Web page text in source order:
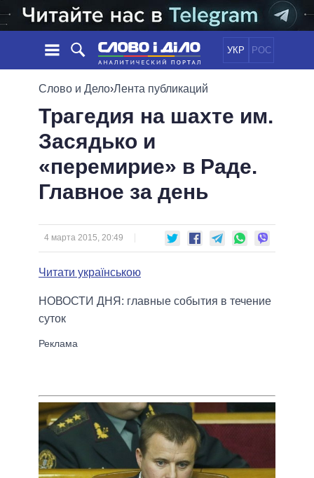
УКР РОС
НОВОСТИ
ЛЕНТА
СОБЫТИЯ
СТАТЬИ
МНЕНИЯ
ОБЗОРЫ
ДАЙДЖЕСТЫ
ПОЛИТИКА
ОБЩЕСТВО
ОБЕЩАНИЯ
ПОЛИТИКИ
ВСЕ ПОЛИТИКИ
ПРЕЗИДЕНТ И ОФИС
ВЕРХОВНАЯ РАДА
КАБИНЕТ МИНИСТРОВ
ВСЕ ПЕРСОНЫ
ИНФОГРАФИКА
ПОДДЕРЖАТЬ
СРАВНЕНИЕ ПОЛИТИКОВ
Слово и Дело›Лента публикаций
Трагедия на шахте им.
Засядько и
«перемирие» в Раде.
Главное за день
4 марта 2015, 20:49
Читати українською
НОВОСТИ ДНЯ: главные события в течение
суток